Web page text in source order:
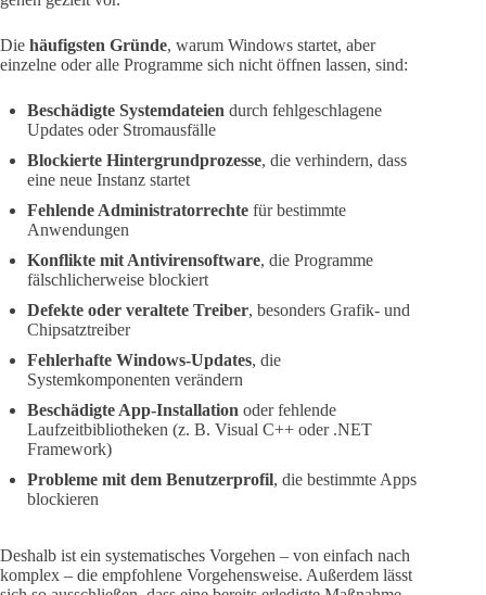
Die häufigsten Gründe, warum Windows startet, aber
einzelne oder alle Programme sich nicht öffnen lassen, sind:
Beschädigte Systemdateien durch fehlgeschlagene
Updates oder Stromausfälle
Blockierte Hintergrundprozesse, die verhindern, dass
eine neue Instanz startet
Fehlende Administratorrechte für bestimmte
Anwendungen
Konflikte mit Antivirensoftware, die Programme
fälschlicherweise blockiert
Defekte oder veraltete Treiber, besonders Grafik- und
Chipsatztreiber
Fehlerhafte Windows-Updates, die
Systemkomponenten verändern
Beschädigte App-Installation oder fehlende
Laufzeitbibliotheken (z. B. Visual C++ oder .NET
Framework)
Probleme mit dem Benutzerprofil, die bestimmte Apps
blockieren
Deshalb ist ein systematisches Vorgehen – von einfach nach
komplex – die empfohlene Vorgehensweise. Außerdem lässt